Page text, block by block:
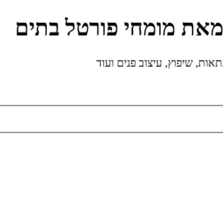
מאת מומחי פורטל בתים
שיפוץ, עיצוב פנים ועוד